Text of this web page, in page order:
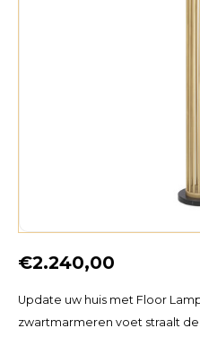
€2.240,00
Update uw huis met Floor
zwartmarmeren voet straalt